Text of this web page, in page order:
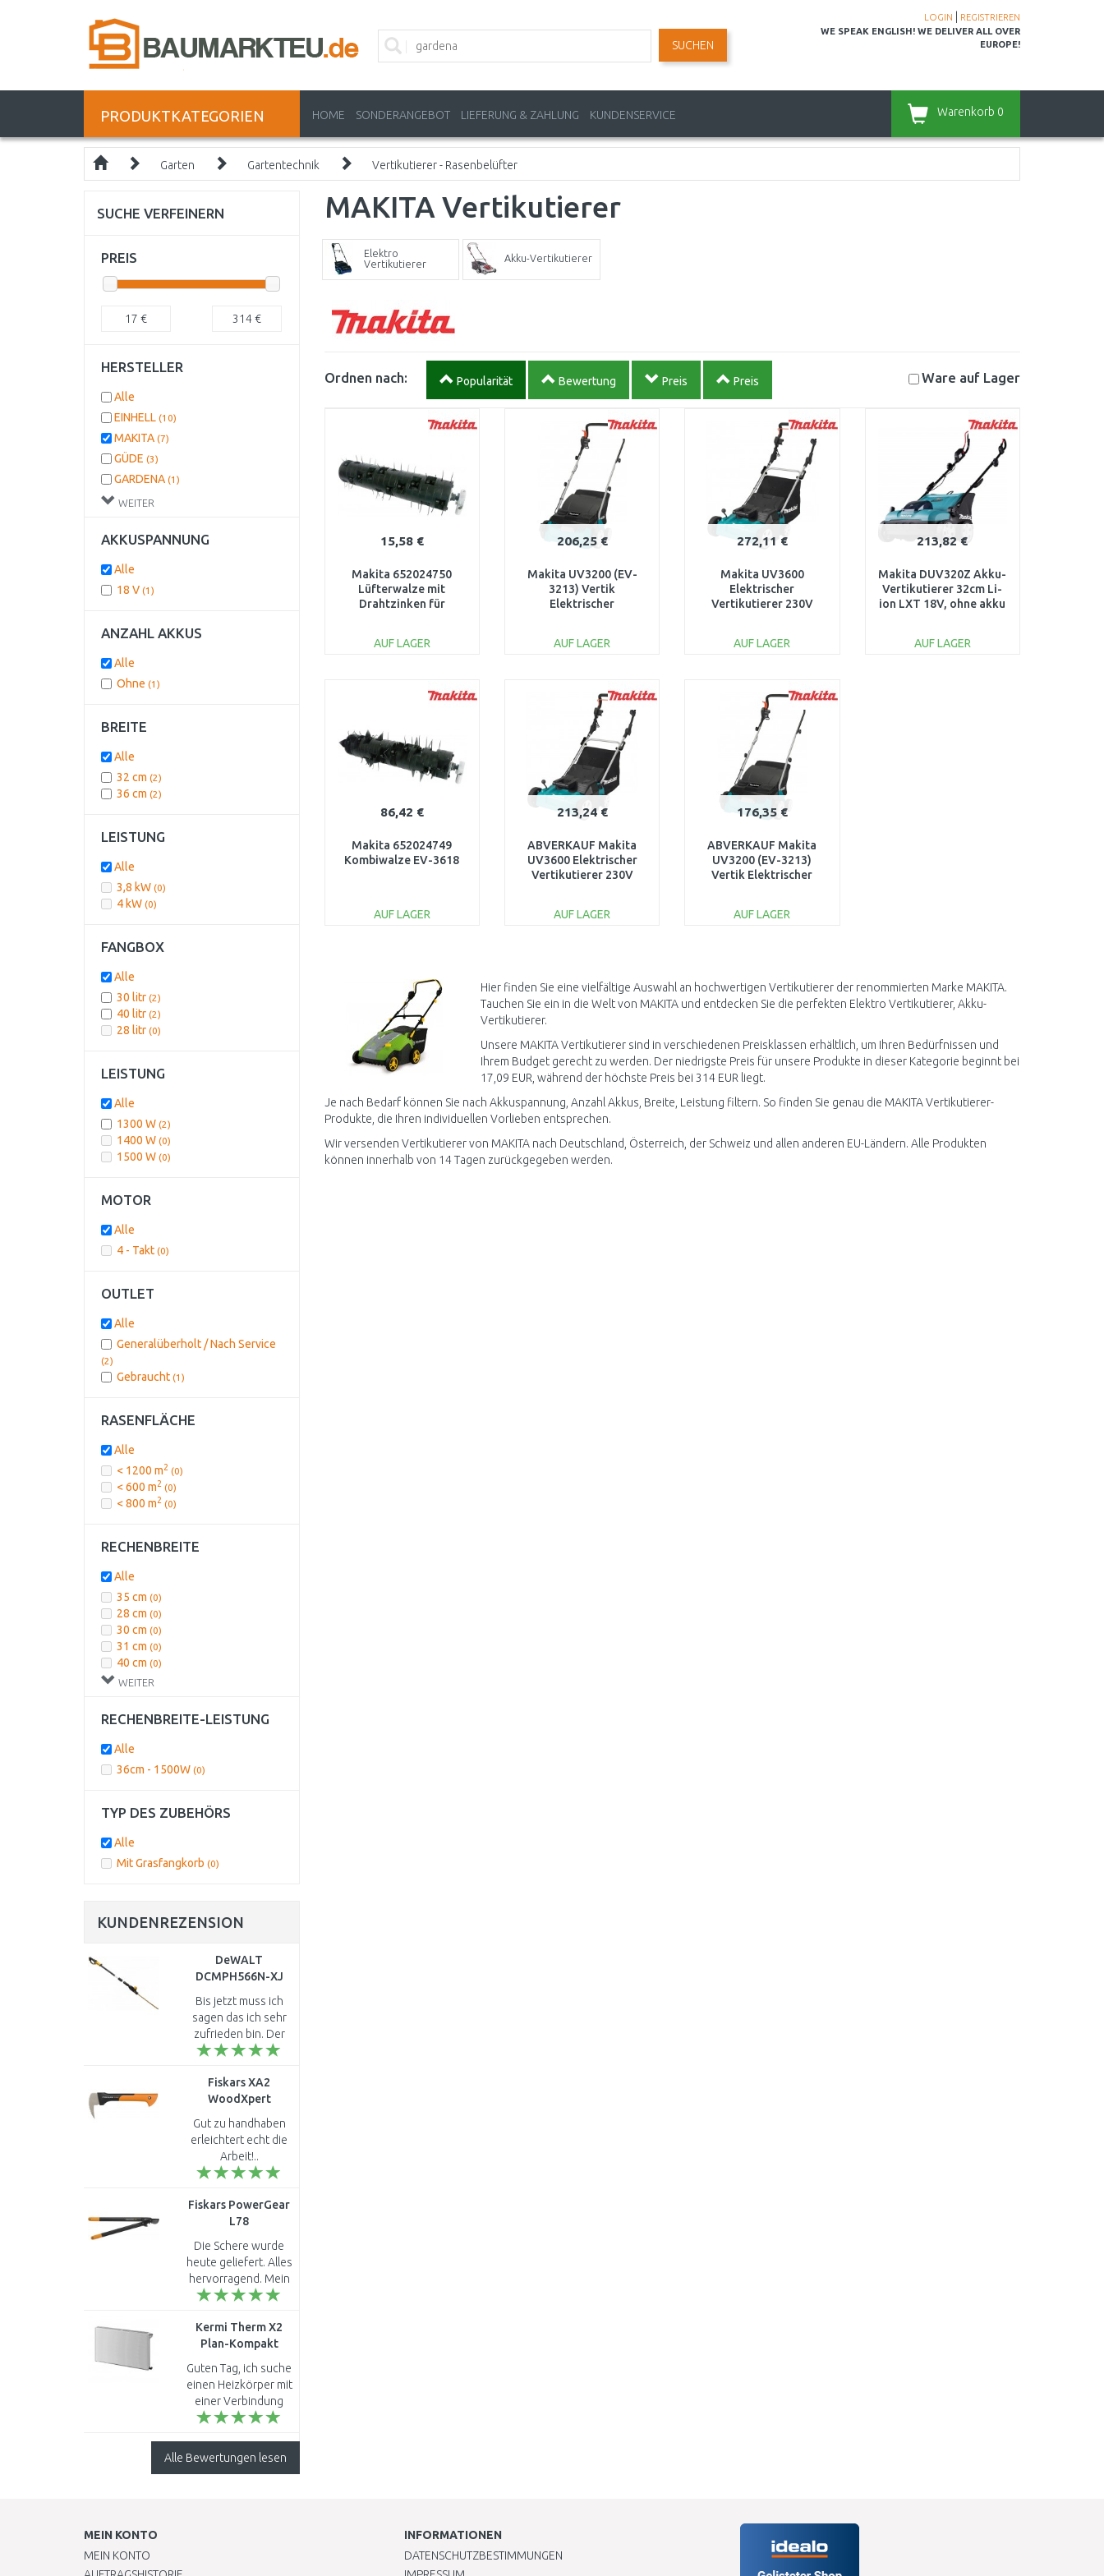
LOGIN
REGISTRIEREN
WE SPEAK ENGLISH! WE DELIVER ALL OVER
EUROPE!
SUCHEN
PRODUKTKATEGORIEN HOME SONDERANGEBOT LIEFERUNG & ZAHLUNG KUNDENSERVICE Warenkorb 0
Garten Gartentechnik Vertikutierer - Rasenbelüfter
MAKITA Vertikutierer
Elektro
Vertikutierer
Akku-Vertikutierer
Ordnen nach: Popularität Bewertung Preis Preis Ware auf Lager
15,58 €
Makita 652024750
Lüfterwalze mit
Drahtzinken für
AUF LAGER
206,25 €
Makita UV3200 (EV-
3213) Vertik
Elektrischer
AUF LAGER
Vergleichen
272,11 €
Makita UV3600
Elektrischer
Vertikutierer 230V
AUF LAGER
Vergleichen
213,82 €
Makita DUV320Z Akku-
Vertikutierer 32cm Li-
ion LXT 18V, ohne akku
AUF LAGER
86,42 €
Makita 652024749
Kombiwalze EV-3618
AUF LAGER
Vergleichen
213,24 €
ABVERKAUF Makita
UV3600 Elektrischer
Vertikutierer 230V
AUF LAGER
Vergleichen
176,35 €
ABVERKAUF Makita
UV3200 (EV-3213)
Vertik Elektrischer
AUF LAGER
Vergleichen
Hier finden Sie eine vielfältige Auswahl an hochwertigen Vertikutierer der renommierten Marke MAKITA.
Tauchen Sie ein in die Welt von MAKITA und entdecken Sie die perfekten Elektro Vertikutierer, Akku-
Vertikutierer.
Unsere MAKITA Vertikutierer sind in verschiedenen Preisklassen erhältlich, um Ihren Bedürfnissen und
Ihrem Budget gerecht zu werden. Der niedrigste Preis für unsere Produkte in dieser Kategorie beginnt bei
17,09 EUR, während der höchste Preis bei 314 EUR liegt.
Je nach Bedarf können Sie nach Akkuspannung, Anzahl Akkus, Breite, Leistung filtern. So finden Sie genau die MAKITA Vertikutierer-
Produkte, die Ihren individuellen Vorlieben entsprechen.
Wir versenden Vertikutierer von MAKITA nach Deutschland, Österreich, der Schweiz und allen anderen EU-Ländern. Alle Produkten
können innerhalb von 14 Tagen zurückgegeben werden.
SUCHE VERFEINERN
PREIS
17 € 314€
HERSTELLER
WEITER
Alle
EINHELL (10)
MAKITA (7)
GÜDE (3)
GARDENA (1)
AL-KO(1)
AKKUSPANNUNG
Alle
18 V (1)
ANZAHL AKKUS
Alle
Ohne (1)
BREITE
Alle
32 cm (2)
36 cm (2)
LEISTUNG
Alle
3,8 kW (0)
4 kW (0)
FANGBOX
Alle
30 litr (2)
40 litr (2)
28 litr (0)
LEISTUNG
Alle
1300 W (2)
1400 W (0)
1500 W (0)
MOTOR
Alle
4 - Takt (0)
OUTLET
Alle
Generalüberholt / Nach Service
(2)
Gebraucht (1)
RASENFLÄCHE
Alle
< 1200 m2 (0)
< 600 m2 (0)
< 800 m2 (0)
RECHENBREITE
WEITER
Alle
35 cm (0)
28 cm (0)
30 cm (0)
31 cm (0)
40 cm (0)
32 cm(1)
RECHENBREITE-LEISTUNG
Alle
36cm - 1500W (0)
TYP DES ZUBEHÖRS
Alle
Mit Grasfangkorb (0)
KUNDENREZENSION
DeWALT
DCMPH566N-XJ
Stabheckenschere
(55cm/18V/Ohne
Akku)
Bis jetzt muss ich
sagen das ich sehr
zufrieden bin. Der
Kopf scheint wohl
aber fest verankert.
Die Schnittleistung
ist a..
Fiskars XA2
WoodXpert
Handsappie, 36,7cm
(126006) 1003622
Gut zu handhaben
erleichtert echt die
Arbeit!..
Fiskars PowerGear
L78
Getriebeastschere,
69cm (112590)
1000584
Die Schere wurde
heute geliefert. Alles
hervorragend. Mein
Mann hat sie sofort
hervorragende
Handhabung. Dicke
Äste hat sie ohn..
Kermi Therm X2
Plan-Kompakt
Flachheizkörper 22
400 / 1600
PK0220416
Guten Tag, ich suche
einen Heizkörper mit
einer Verbindung
von unten von links
unten von 1600/400
mm. Wenn ich bei
Alle Bewertungen lesen
MEIN KONTO
MEIN KONTO
INFORMATIONEN
DATENSCHUTZBESTIMMUNGEN